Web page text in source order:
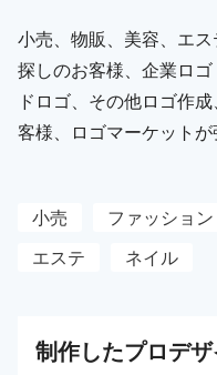
小売、物販、美容、エ
探しのお客様、企業ロ
ドロゴ、その他ロゴ作
客様、ロゴマーケットが
小売 ファッション
エステ
ネイル
制作したプロデ